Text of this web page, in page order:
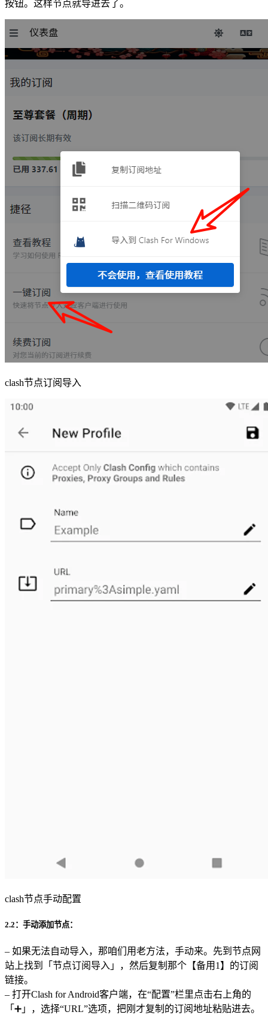
按钮。这样节点就导进去了。
clash节点订阅导入
clash节点手动配置
2.2：手动添加节点：
– 如果无法自动导入，那咱们用老方法，手动来。先到节点网
站上找到「节点订阅导入」，然后复制那个【备用1】的订阅
链接。
– 打开Clash for Android客户端，在“配置”栏里点击右上角的
「➕」，选择“URL”选项，把刚才复制的订阅地址粘贴进去。